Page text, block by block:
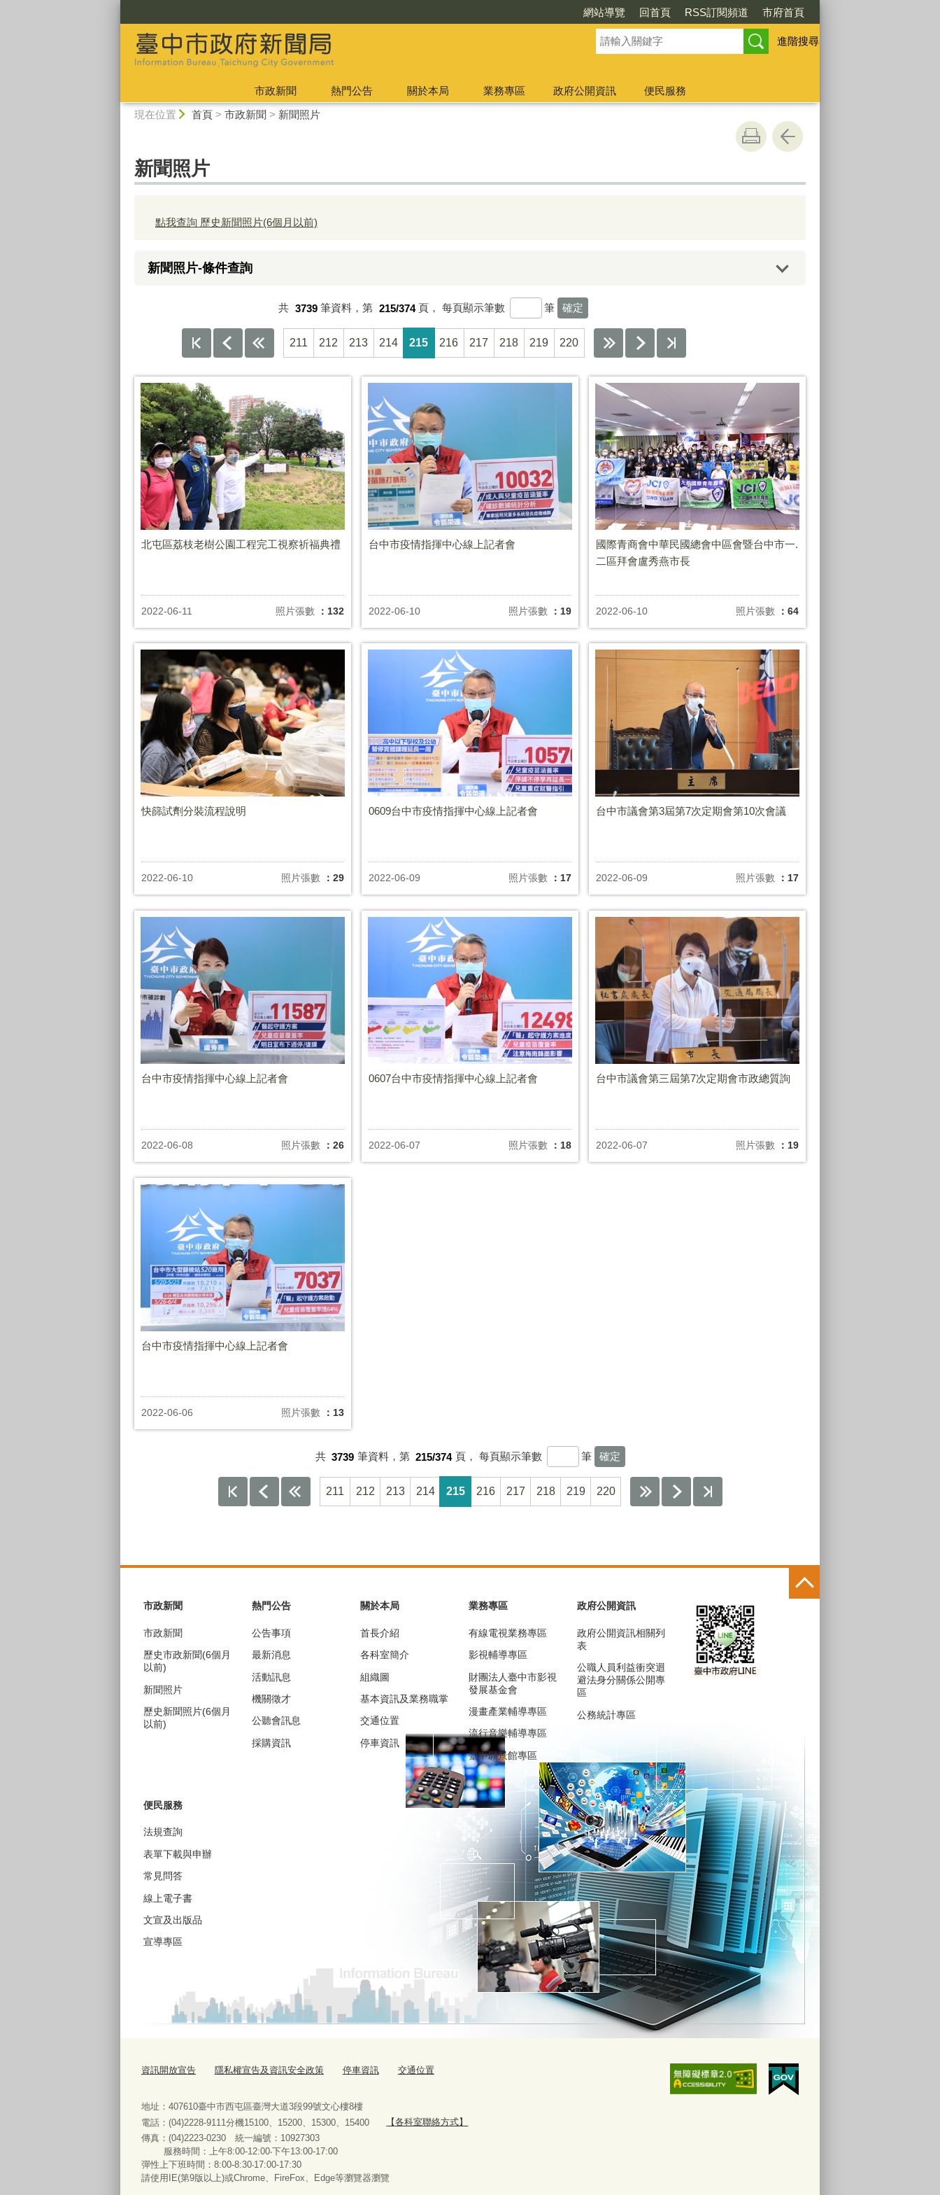
網站導覽 回首頁 RSS訂閱頻道 市府首頁
進階搜尋
市政新聞 熱門公告 關於本局 業務專區 政府公開資訊
便民服務
現在位置 首頁> 市政新聞 > 新聞照片
新聞照片
點我查詢 歷史新聞照片(6個月以前)
新聞照片-條件查詢
共 3739 筆資料，第 215/374 頁， 每頁顯示筆數 筆
211 212 213 214 215 216 217 218 219 220
北屯區荔枝老樹公園工程完工視察祈福典禮
2022-06-11 照片張數 ：132
台中市疫情指揮中心線上記者會
2022-06-10 照片張數 ：19
國際青商會中華民國總會中區會暨台中市一.
二區拜會盧秀燕市長
2022-06-10 照片張數 ：64
快篩試劑分裝流程說明
2022-06-10 照片張數 ：29
0609台中市疫情指揮中心線上記者會
2022-06-09 照片張數 ：17
台中市議會第3屆第7次定期會第10次會議
2022-06-09 照片張數 ：17
台中市疫情指揮中心線上記者會
2022-06-08 照片張數 ：26
0607台中市疫情指揮中心線上記者會
2022-06-07 照片張數 ：18
台中市議會第三屆第7次定期會市政總質詢
2022-06-07 照片張數 ：19
台中市疫情指揮中心線上記者會
2022-06-06 照片張數 ：13
共 3739 筆資料，第 215/374 頁， 每頁顯示筆數 筆
211 212 213 214 215 216 217 218 219 220
市政新聞
市政新聞
歷史市政新聞(6個月
以前)
新聞照片
歷史新聞照片(6個月
以前)
熱門公告
公告事項
最新消息
活動訊息
機關徵才
公聽會訊息
採購資訊
關於本局
首長介紹
各科室簡介
組織圖
基本資訊及業務職掌
交通位置
停車資訊
業務專區
有線電視業務專區
影視輔導專區
財團法人臺中市影視
發展基金會
漫畫產業輔導專區
流行音樂輔導專區
臺中願景館專區
政府公開資訊
政府公開資訊相關列
表
公職人員利益衝突迴
避法身分關係公開專
區
公務統計專區
便民服務
法規查詢
表單下載與申辦
常見問答
線上電子書
文宣及出版品
宣導專區
資訊開放宣告 隱私權宣告及資訊安全政策 停車資訊 交通位置
地址：407610臺中市西屯區臺灣大道3段99號文心樓8樓
電話：(04)2228-9111分機15100、15200、15300、15400
【各科室聯絡方式】
傳真：(04)2223-0230 統一編號 ： 10927303
服務時間：上午8:00-12:00‧下午13:00-17:00
彈性上下班時間：8:00-8:30‧17:00-17:30
請使用IE(第9版以上)或Chrome、FireFox、Edge等瀏覽器瀏覽